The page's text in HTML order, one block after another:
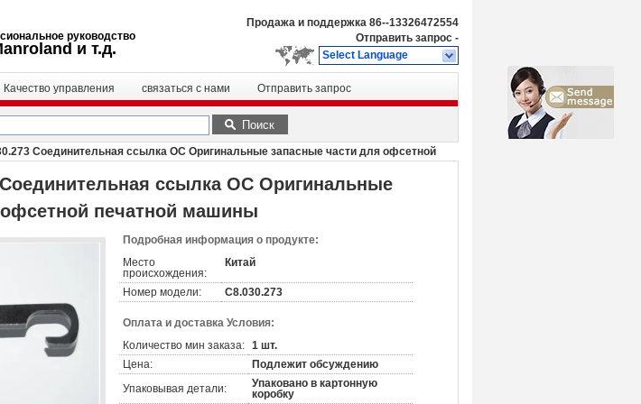
руководство
и т.д.
Продажа и поддержка 86--13326472554
Отправить запрос -
Select Language
Качество управления связаться с нами Отправить запрос
Поиск
Соединительная ссылка ОС Оригинальные запасные части для офсетной
Соединительная ссылка ОС Оригинальные
печатной машины
Подробная информация о продукте:
Место
происхождения:
Китай
Номер модели: С8.030.273
Оплата и доставка Условия:
Количество мин заказа: 1 шт.
Цена:
Подлежит обсуждению
Упаковывая детали:
Упаковано в картонную
коробку